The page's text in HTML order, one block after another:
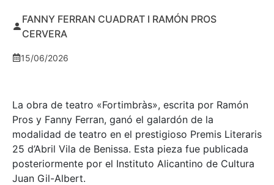
FANNY FERRAN CUADRAT I RAMÓN PROS
CERVERA
15/06/2026
La obra de teatro «Fortimbràs», escrita por Ramón
Pros y Fanny Ferran, ganó el galardón de la
modalidad de teatro en el prestigioso Premis Literaris
25 d’Abril Vila de Benissa. Esta pieza fue publicada
posteriormente por el Instituto Alicantino de Cultura
Juan Gil-Albert.